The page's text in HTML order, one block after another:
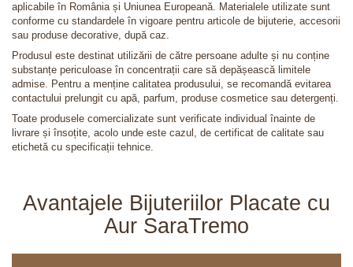
aplicabile în România și Uniunea Europeană. Materialele utilizate sunt
conforme cu standardele în vigoare pentru articole de bijuterie, accesorii
sau produse decorative, după caz.
Produsul este destinat utilizării de către persoane adulte și nu conține
substanțe periculoase în concentrații care să depășească limitele
admise. Pentru a menține calitatea produsului, se recomandă evitarea
contactului prelungit cu apă, parfum, produse cosmetice sau detergenți.
Toate produsele comercializate sunt verificate individual înainte de
livrare și însoțite, acolo unde este cazul, de certificat de calitate sau
etichetă cu specificații tehnice.
Avantajele Bijuteriilor Placate cu
Aur SaraTremo